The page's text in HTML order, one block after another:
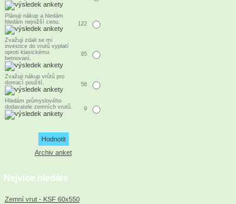
Plánuji nákup a hledám
hledám nejnižší cenu.
122
Zvažuji zdali se mi
investice do vrutů vyplatí
oproti klasickému
betnovaní.
95
Zvažuji nákup vrůtů pro
domací použití.
56
Hledám průmyslového
dodavatele zemních vrutů.
9
Archiv anket
Nejvíce hledáte
Zemní vrut - KSF 60x550